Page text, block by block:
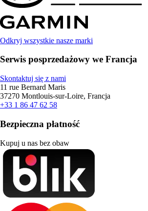
Odkryj wszystkie nasze marki
Serwis posprzedażowy we Francja
Skontaktuj się z nami
11 rue Bernard Maris
37270 Montlouis-sur-Loire, Francja
+33 1 86 47 62 58
Bezpieczna płatność
Kupuj u nas bez obaw